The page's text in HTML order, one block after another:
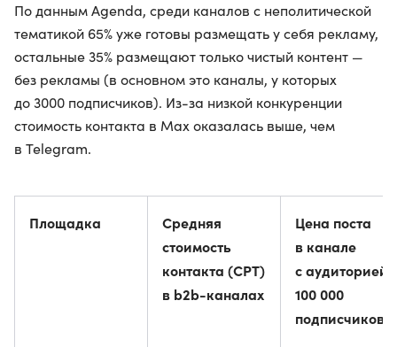
По данным Agenda, среди каналов с неполитической
тематикой 65% уже готовы размещать у себя рекламу,
остальные 35% размещают только чистый контент —
без рекламы (в основном это каналы, у которых
до 3000 подписчиков). Из-за низкой конкуренции
стоимость контакта в Max оказалась выше, чем
в Telegram.
Площадка
Средняя
стоимость
контакта (CPT)
в b2b-каналах
Цена поста
в канале
с аудиторией
100 000
подписчиков